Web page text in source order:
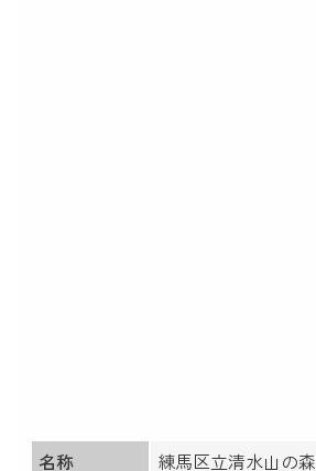
名称
練馬区立清水山の森